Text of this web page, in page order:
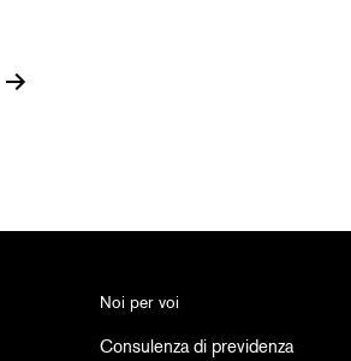
Noi per voi
Consulenza di previdenza